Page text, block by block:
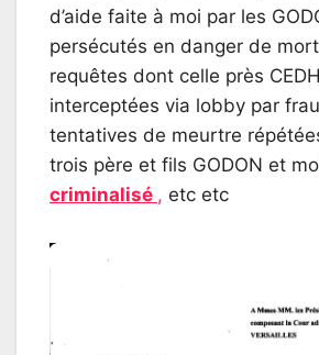
d’aide faite à moi par les
persécutés en danger de
requêtes dont celle près
interceptées via lobby par
tentatives de meurtre
trois père et fils GODON et
criminalisé , etc etc